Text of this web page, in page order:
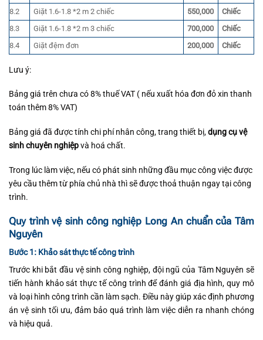
8.2
Giặt 1.6-1.8 *2 m 2 chiếc 550,000
Chiếc
8.3
Giặt 1.6-1.8 *2 m 3 chiếc 700,000
Chiếc
8.4
Giặt đệm đơn 200,000 Chiếc
Lưu ý:
Bảng giá trên chưa có 8% thuế VAT ( nếu xuất hóa đơn đỏ xin thanh
toán thêm 8% VAT)
Bảng giá đã được tính chi phí nhân công, trang thiết bị,dụng cụ vệ
sinh chuyên nghiệpvà hoá chất.
Trong lúc làm việc, nếu có phát sinh những đầu mục công việc được
yêu cầu thêm từ phía chủ nhà thì sẽ được thoả thuận ngay tại công
trình.
Quy trình vệ sinh công nghiệp Long An chuẩn của Tâm
Nguyên
Bước 1: Khảo sát thực tế công trình
Trước khi bắt đầu vệ sinh công nghiệp, đội ngũ của Tâm Nguyên sẽ
tiến hành khảo sát thực tế công trình để đánh giá địa hình, quy mô
và loại hình công trình cần làm sạch. Điều này giúp xác định phương
án vệ sinh tối ưu, đảm bảo quá trình làm việc diễn ra nhanh chóng
và hiệu quả.